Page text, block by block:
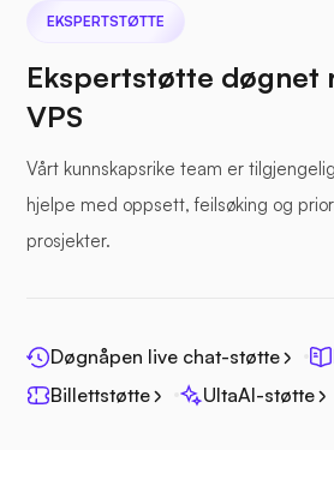
EKSPERTSTØTTE
Ekspertstøtte døgnet
VPS
Vårt kunnskapsrike team er
hjelpe med oppsett, feilsøking og
prosjekter.
Døgnåpen live chat-støtte
Billettstøtte
UltaAI-støtte